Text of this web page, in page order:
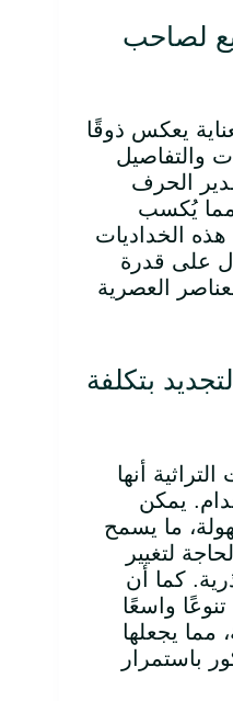
لصاحب
يعكس ذوقًا
والتفاصيل
الحرف
مما يُكسب
هذه الخداديات
على قدرة
العصرية
بتكلفة
أنها
يمكن
ما يسمح
لتغيير
كما أن
واسعًا
يجعلها
باستمرار